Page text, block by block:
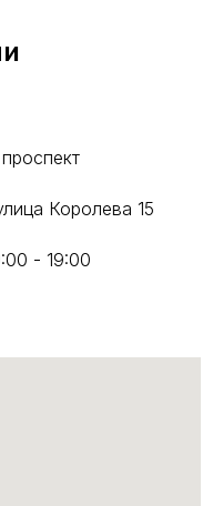
Королева 15
- 19:00